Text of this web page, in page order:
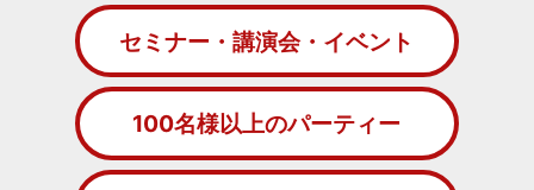
セミナー・講演会・イベント
100名様以上のパーティー